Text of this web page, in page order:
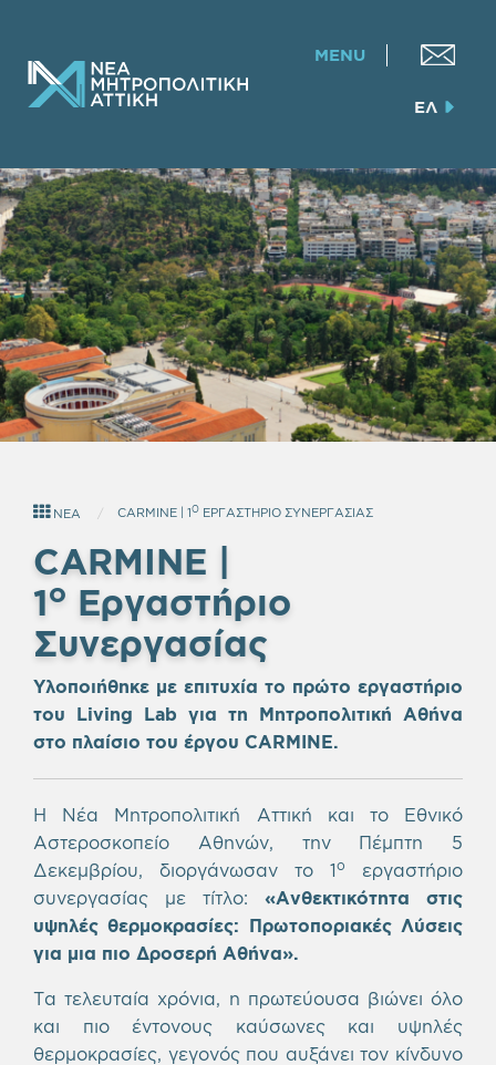
MENU
ΕΛ
ΝΕΑ CARMINE | 1Ο ΕΡΓΑΣΤΉΡΙΟ ΣΥΝΕΡΓΑΣΊΑΣ
CARMINE |
1ο Εργαστήριο
Συνεργασίας
Υλοποιήθηκε με επιτυχία το πρώτο εργαστήριο
του Living Lab για τη Μητροπολιτική Αθήνα
στο πλαίσιο του έργου CARMINE.
Η Νέα Μητροπολιτική Αττική και το Εθνικό
Αστεροσκοπείο Αθηνών, την Πέμπτη 5
Δεκεμβρίου, διοργάνωσαν το 1ο
εργαστήριο
συνεργασίας με τίτλο: «Ανθεκτικότητα στις
υψηλές θερμοκρασίες: Πρωτοποριακές Λύσεις
για μια πιο Δροσερή Αθήνα».
Τα τελευταία χρόνια, η πρωτεύουσα βιώνει όλο
και πιο έντονους καύσωνες και υψηλές
θερμοκρασίες, γεγονός που αυξάνει τον κίνδυνο